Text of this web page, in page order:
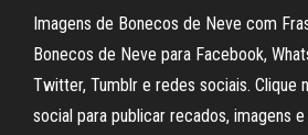
Imagens de Bonecos de Neve com
Bonecos de Neve para Facebook,
Twitter, Tumblr e redes sociais. Clique
social para publicar recados, imagens